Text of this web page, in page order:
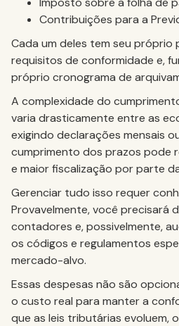
Contribuições para a
Cada um deles tem seu
requisitos de conformidade e,
próprio cronograma de
A complexidade do
varia drasticamente entre as
exigindo declarações mensais
cumprimento dos prazos pode
e maior fiscalização por parte
Gerenciar tudo isso requer
Provavelmente, você precisará
contadores e, possivelmente,
os códigos e regulamentos
mercado-alvo.
Essas despesas não são
o custo real para manter a
que as leis tributárias evoluem,